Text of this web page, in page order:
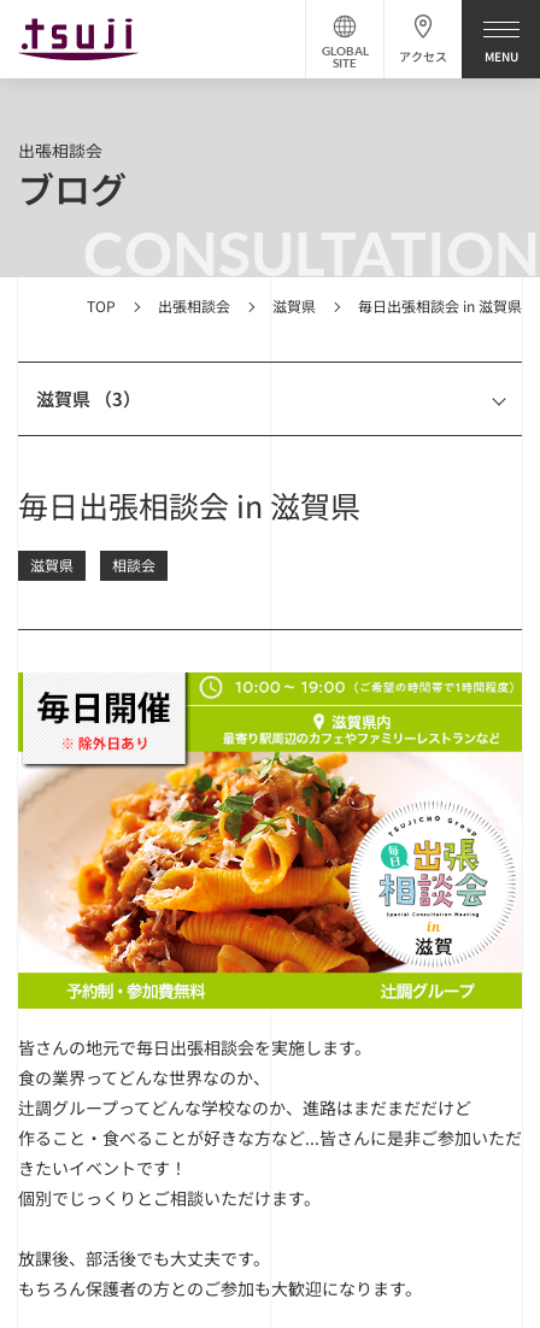
アクセス
GLOBAL
SITE
CONSULTATION
TOP 出張相談会 滋賀県 毎日出張相談会 in 滋賀県
出張相談会
ブログ
滋賀県 （3）
毎日出張相談会 in 滋賀県
滋賀県 相談会
皆さんの地元で毎日出張相談会を実施します。
食の業界ってどんな世界なのか、
辻調グループってどんな学校なのか、進路はまだまだだけど
作ること・食べることが好きな方など...皆さんに是非ご参加いただ
きたいイベントです！
個別でじっくりとご相談いただけます。
放課後、部活後でも大丈夫です。
もちろん保護者の方とのご参加も大歓迎になります。